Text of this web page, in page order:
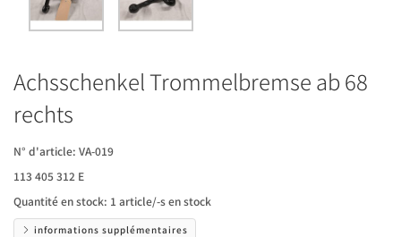
Achsschenkel Trommelbremse ab 68
rechts
N° d'article: VA-019
113 405 312 E
Quantité en stock: 1 article/-s en stock
informations supplémentaires